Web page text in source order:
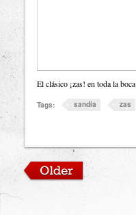
El clásico ¡zas! en toda la boca
Tags: sandía zas